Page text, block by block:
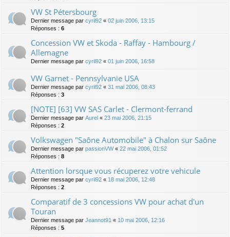
VW St Pétersbourg
Dernier message par cyril92 « 02 juin 2006, 13:15
Réponses : 6
Concession VW et Skoda - Raffay - Hambourg /
Allemagne
Dernier message par cyril92 « 01 juin 2006, 16:58
VW Garnet - Pennsylvanie USA
Dernier message par cyril92 « 31 mai 2006, 08:43
Réponses : 3
[NOTE] [63] VW SAS Carlet - Clermont-ferrand
Dernier message par Aurel « 23 mai 2006, 21:15
Réponses : 2
Volkswagen "Saône Automobile" à Chalon sur Saône
Dernier message par passionVW« 22 mai 2006, 01:52
Réponses : 8
Attention lorsque vous récuperez votre vehicule
Dernier message par cyril92 « 18 mai 2006, 12:48
Réponses : 2
Comparatif de 3 concessions VW pour achat d'un
Touran
Dernier message par Jeannot91 « 10 mai 2006, 12:16
Réponses : 5